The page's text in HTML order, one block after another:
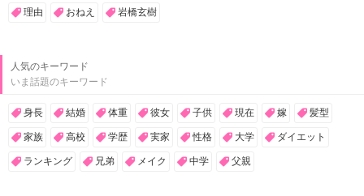
理由 おねえ 岩橋玄樹
人気のキーワード
いま話題のキーワード
身長 結婚 体重 彼女 子供 現在 嫁 髪型
家族 高校 学歴 実家 性格 大学 ダイエット
ランキング 兄弟 メイク 中学 父親